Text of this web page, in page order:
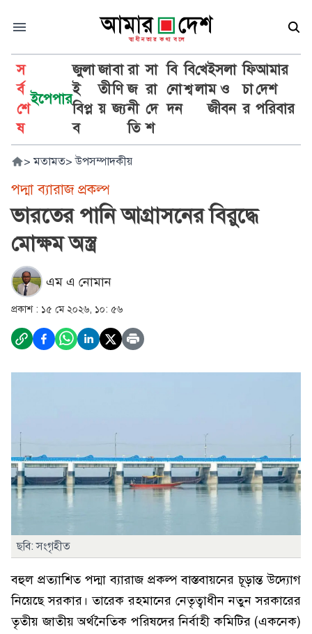
স
র্ব
শে
ষ
ইপেপার
জুলা
ই
বিপ্ল
ব
জা
তী
য়
বা
ণি
জ্য
রা
জ
নী
তি
সা
রা
দে
শ
বি
নো
দন
বি
শ্ব
খে
লা
ইসলা
ম ও
জীবন
ফি
চা
র
আমার
দেশ
পরিবার
> মতামত> উপসম্পাদকীয়
পদ্মা ব্যারাজ প্রকল্প
ভারতের পানি আগ্রাসনের বিরুদ্ধে
মোক্ষম অস্ত্র
এম এ নোমান
প্রকাশ : ১৫ মে ২০২৬, ১০: ৫৬
ছবি: সংগৃহীত
বহুল প্রত্যাশিত পদ্মা ব্যারাজ প্রকল্প বাস্তবায়নের চূড়ান্ত উদ্যোগ
নিয়েছে সরকার। তারেক রহমানের নেতৃত্বাধীন নতুন সরকারের
তৃতীয় জাতীয় অর্থনৈতিক পরিষদের নির্বাহী কমিটির (একনেক)